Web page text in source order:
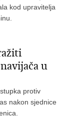
kod upravitelja
u
protiv
nakon sjednice